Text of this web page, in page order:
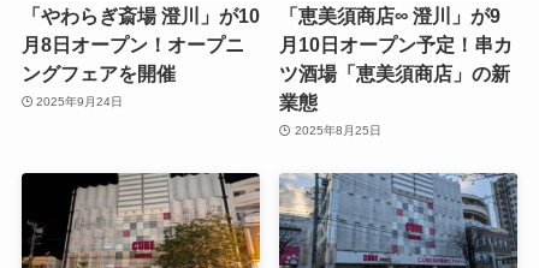
「やわらぎ斎場 澄川」が10
月8日オープン！オープニ
ングフェアを開催
2025年9月24日
「恵美須商店∞ 澄川」が9
月10日オープン予定！串カ
ツ酒場「恵美須商店」の新
業態
2025年8月25日